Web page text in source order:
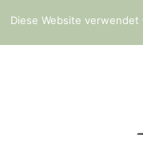
Diese Website